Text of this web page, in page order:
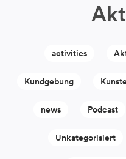
activities
Kundgebung
news Podcast
Unkategorisiert